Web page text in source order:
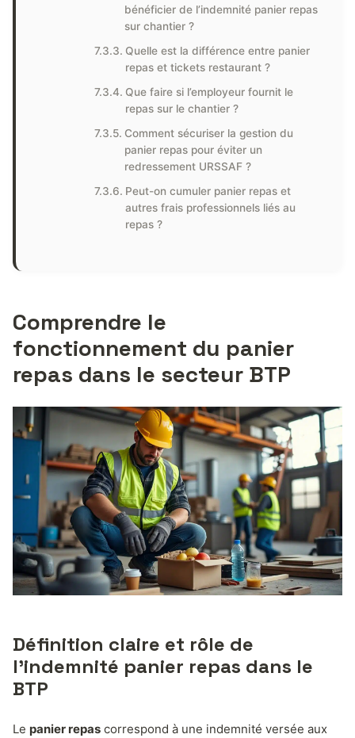
bénéficier de l’indemnité panier repas
sur chantier ?
Quelle est la différence entre panier
repas et tickets restaurant ?
Que faire si l’employeur fournit le
repas sur le chantier ?
Comment sécuriser la gestion du
panier repas pour éviter un
redressement URSSAF ?
Peut-on cumuler panier repas et
autres frais professionnels liés au
repas ?
Comprendre le
fonctionnement du panier
repas dans le secteur BTP
Définition claire et rôle de
l’indemnité panier repas dans le
BTP
Le panier repas correspond à une indemnité versée aux